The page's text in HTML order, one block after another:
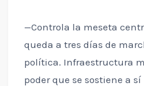
—Controla la meseta
queda a tres días de
política. Infraestructura
poder que se sostiene a